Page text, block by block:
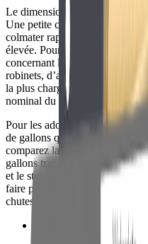
Le dimensionnement est là que
Une petite cartouche peut
colmater rapidement ou réduire
élevée. Pour un filtre à eau
concernant les bactéries du
robinets, d’appareils ou de
la plus chargée, puis comparez
nominal du système.
Pour les adoucisseurs,
de gallons quotidiens et au
comparez la durée de vie de la
gallons traités. Pour les
et le stockage (ou le débit sans
faire perdre de l’argent, mais
chutes de pression et un
Vérifiez le débit de